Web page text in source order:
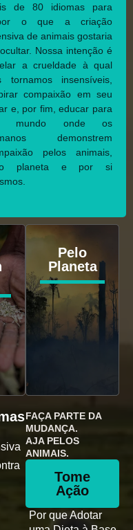
de 80 idiomas para
o que a criação
de animais gostaria
Nossa intenção é
a crueldade à qual
tornamos insensíveis,
compaixão em seu
e, por fim, educar para
mundo onde os
demonstrem
pelos animais,
planeta e por si
Pelo
Planeta
FAÇA PARTE DA
MUDANÇA.
AJA PELOS
ANIMAIS.
Tome
Ação
Por que Adotar